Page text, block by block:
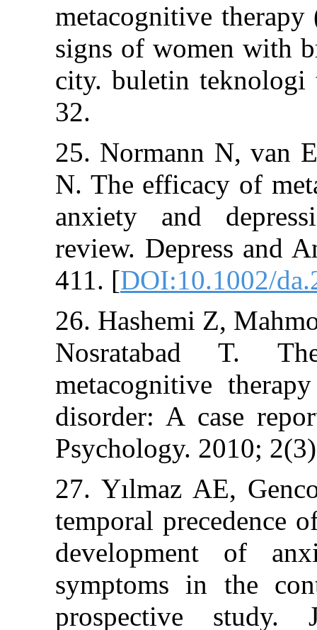
metacognitive
signs of
city. buletin
25. Normann
N. The
anxiety and
review.
411. [
26. Hashemi
Nosratabad
metacognitive
disorder: A
Psychology.
27. Yılmaz
temporal
development
symptoms in
prospective